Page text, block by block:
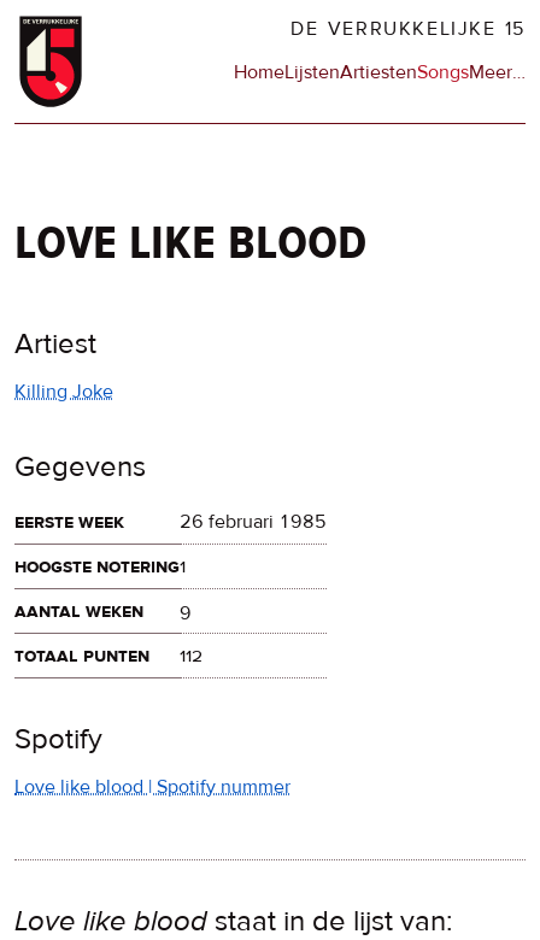
Overslaan
naar
DE VERRUKKELIJKE 15
Hoofdnavigatie
HomeLijstenArtiestenSongsMeerop
…
love like blood
Artiest
Killing Joke
Gegevens
eerste week
26 februari 1985
hoogste notering1
aantal weken
9
totaal punten
112
Spotify
Love like blood | Spotify nummer
Love like bloodstaat in de lijst van: